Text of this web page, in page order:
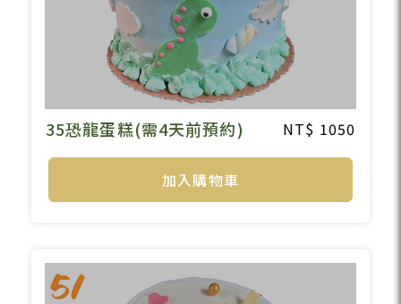
35恐龍蛋糕(需4天前預約) 1050
加入購物車